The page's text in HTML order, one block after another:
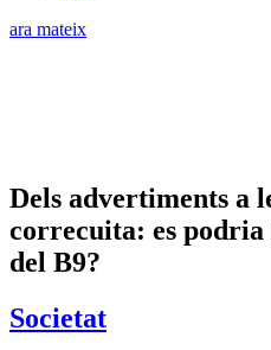
ara mateix
Dels advertiments a
correcuita: es podria
del B9?
Societat